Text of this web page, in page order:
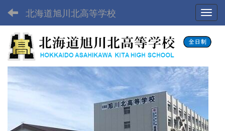
北海道旭川北高等学校